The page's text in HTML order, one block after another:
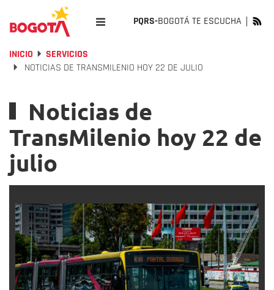
PQRS-BOGOTÁ TE ESCUCHA
INICIO
SERVICIOS
NOTICIAS DE TRANSMILENIO HOY 22 DE JULIO
Noticias de
TransMilenio hoy 22 de
julio